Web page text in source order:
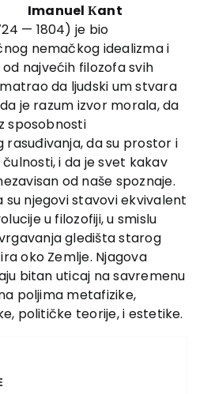
Imanuel Кant
— 1804) je bio
nemačkog idealizma i
najvećih filozofa svih
da ljudski um stvara
je razum izvor morala, da
sposobnosti
rasuđivanja, da su prostor i
i da je svet kakav
od naše spoznaje.
njegovi stavovi ekvivalent
u filozofiji, u smislu
gledišta starog
oko Zemlje. Njagova
bitan uticaj na savremenu
poljima metafizike,
političke teorije, i estetike.